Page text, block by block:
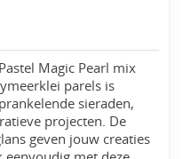
Magic Pearl mix
parels is
sieraden,
projecten. De
geven jouw creaties